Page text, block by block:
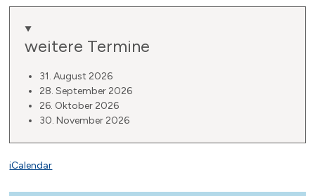
weitere Termine
31. August 2026
28. September 2026
26. Oktober 2026
30. November 2026
iCalendar